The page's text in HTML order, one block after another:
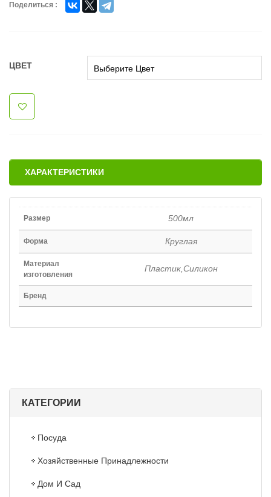
КАТЕГОРИИ
Посуда
Хозяйственные Принадлежности
Дом И Сад
Поделиться :
ЦВЕТ
ХАРАКТЕРИСТИКИ
Размер 500мл
Форма Круглая
Материал
изготовления
Пластик,Силикон
Бренд